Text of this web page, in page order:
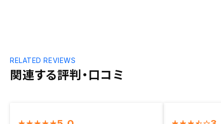
関連する評判・口コミ
RELATED REVIEWS